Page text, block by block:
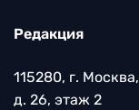
Редакция
115280, г.
д. 26, этаж 2